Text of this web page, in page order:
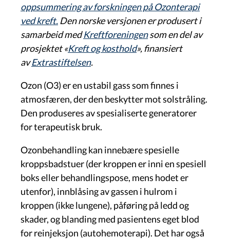
oppsummering av forskningen på Ozonterapi
ved kreft. Den norske versjonen er produsert i
samarbeid medKreftforeningensom en del av
prosjektet «Kreft og kosthold», finansiert
avExtrastiftelsen.
Ozon (O3) er en ustabil gass som finnes i
atmosfæren, der den beskytter mot solstråling.
Den produseres av spesialiserte generatorer
for terapeutisk bruk.
Ozonbehandling kan innebære spesielle
kroppsbadstuer (der kroppen er inni en spesiell
boks eller behandlingspose, mens hodet er
utenfor), innblåsing av gassen i hulrom i
kroppen (ikke lungene), påføring på ledd og
skader, og blanding med pasientens eget blod
for reinjeksjon (autohemoterapi). Det har også